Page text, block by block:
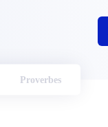
Proverbes